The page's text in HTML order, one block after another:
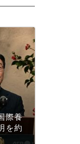
際養
を約